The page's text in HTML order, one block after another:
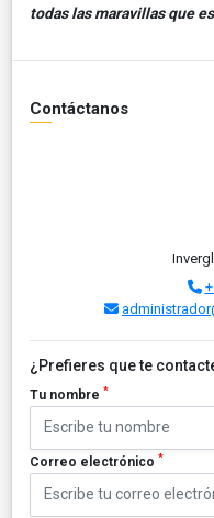
todas las maravillas que
Contáctanos
¿Prefieres que te
Tu nombre *
Correo electrónico *